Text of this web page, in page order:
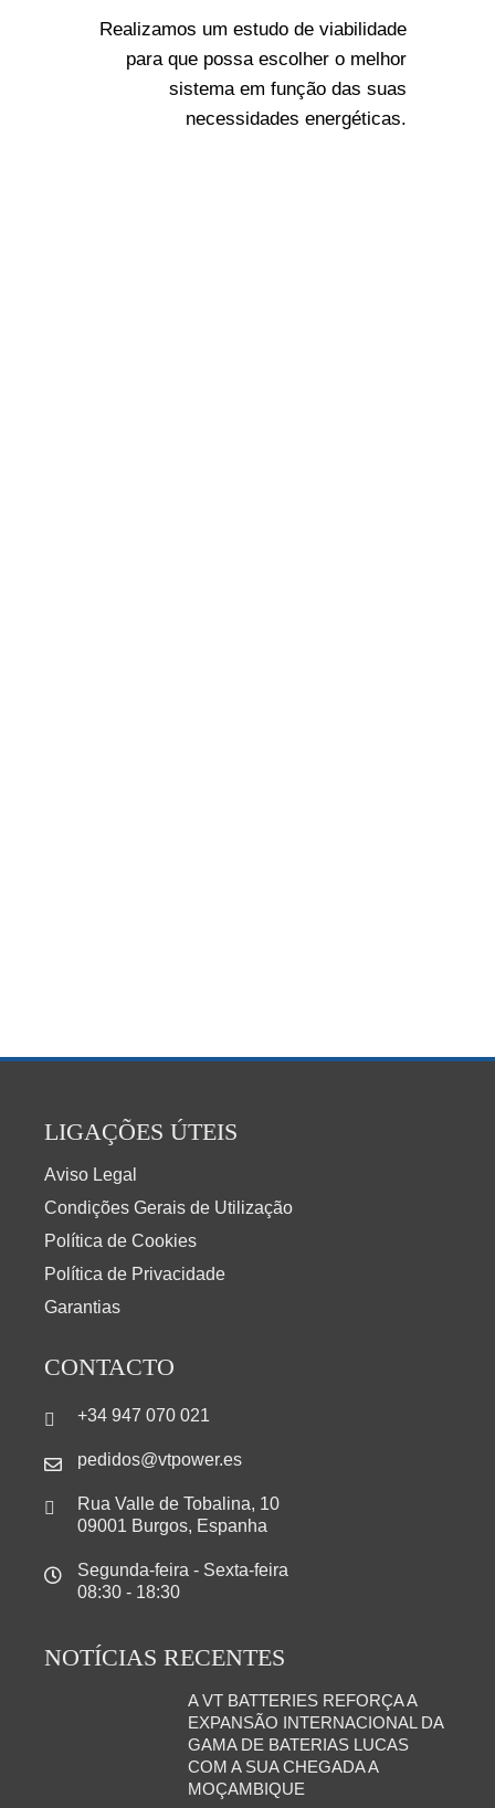
Realizamos um estudo de viabilidade
para que possa escolher o melhor
sistema em função das suas
necessidades energéticas.
LIGAÇÕES ÚTEIS
Aviso Legal
Condições Gerais de Utilização
Política de Cookies
Política de Privacidade
Garantias
CONTACTO
+34 947 070 021
pedidos@vtpower.es
Rua Valle de Tobalina, 10
09001 Burgos, Espanha
Segunda-feira - Sexta-feira
08:30 - 18:30
NOTÍCIAS RECENTES
A VT BATTERIES REFORÇA A
EXPANSÃO INTERNACIONAL DA
GAMA DE BATERIAS LUCAS
COM A SUA CHEGADA A
MOÇAMBIQUE